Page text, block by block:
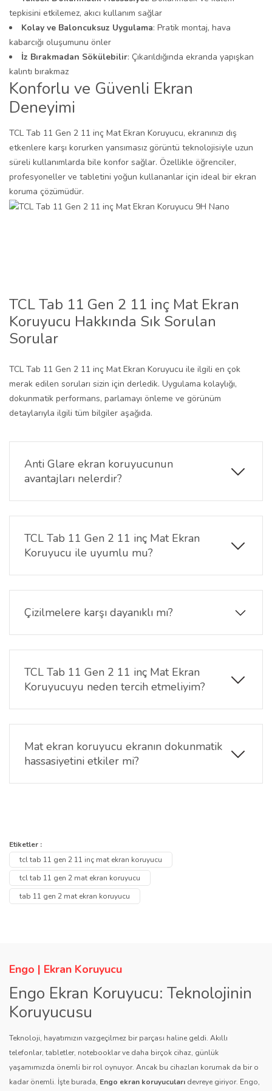
tepkisini etkilemez, akıcı kullanım sağlar
Kolay ve Baloncuksuz Uygulama: Pratik montaj, hava
kabarcığı oluşumunu önler
İz Bırakmadan Sökülebilir: Çıkarıldığında ekranda yapışkan
kalıntı bırakmaz
Konforlu ve Güvenli Ekran
Deneyimi
TCL Tab 11 Gen 2 11 inç Mat Ekran Koruyucu, ekranınızı dış
etkenlere karşı korurken yansımasız görüntü teknolojisiyle uzun
süreli kullanımlarda bile konfor sağlar. Özellikle öğrenciler,
profesyoneller ve tabletini yoğun kullananlar için ideal bir ekran
koruma çözümüdür.
TCL Tab 11 Gen 2 11 inç Mat Ekran
Koruyucu Hakkında Sık Sorulan
Sorular
TCL Tab 11 Gen 2 11 inç Mat Ekran Koruyucu ile ilgili en çok
merak edilen soruları sizin için derledik. Uygulama kolaylığı,
dokunmatik performans, parlamayı önleme ve görünüm
detaylarıyla ilgili tüm bilgiler aşağıda.
Anti Glare ekran koruyucunun
avantajları nelerdir?
TCL Tab 11 Gen 2 11 inç Mat Ekran Koruyucu güneş
ışığı veya parlak ortamlarda ekranınızı net görmenizi
sağlar, göz yorgunluğunu azaltır ve daha rahat bir
kullanım deneyimi sunar.
TCL Tab 11 Gen 2 11 inç Mat Ekran
Koruyucu ile uyumlu mu?
Evet, 11 inç ekran boyutuna sahip TCL Tab 11 Gen
2 modeli için özel olarak tasarlanmıştır ve tam
uyumludur.
Çizilmelere karşı dayanıklı mı?
Evet, TCL Tab 11 Gen 2 11 inç Mat Ekran Koruyucu
sert kaplama teknolojisi ekranı çiziklere ve günlük
aşınmalara karşı korur.
TCL Tab 11 Gen 2 11 inç Mat Ekran
Koruyucuyu neden tercih etmeliyim?
Mat ekran koruyucu, yansımaları azaltarak özellikle
parlak ışık altında rahat kullanım sağlar. Göz
yorgunluğunu azaltır ve ekranı çizilmelere karşı
korur.
Mat ekran koruyucu ekranın dokunmatik
hassasiyetini etkiler mi?
Hayır,TCL Tab 11 Gen 2 11 inç Mat Ekran Koruyucu
Yorum Yaz
konularda yetersiz gördüğünüz noktaları öneri formunu kullanarak
tarafımıza iletebilirsiniz.
Görüş ve önerileriniz için teşekkür ederiz.
Ürün resmi kalitesiz, bozuk veya görüntülenemiyor.
Ürün fiyatı diğer sitelerden daha pahalı.
Bu ürüne benzer farklı alternatifler olmalı.
Gönder
Soru Sor
Etiketler :
tcl tab 11 gen 2 11 inç mat ekran koruyucu
tcl tab 11 gen 2 mat ekran koruyucu
tab 11 gen 2 mat ekran koruyucu
Engo | Ekran Koruyucu
Engo Ekran Koruyucu: Teknolojinin
Koruyucusu
Teknoloji, hayatımızın vazgeçilmez bir parçası haline geldi. Akıllı
telefonlar, tabletler, notebooklar ve daha birçok cihaz, günlük
yaşamımızda önemli bir rol oynuyor. Ancak bu cihazları korumak da bir o
kadar önemli. İşte burada, Engo ekran koruyucuları devreye giriyor. Engo,